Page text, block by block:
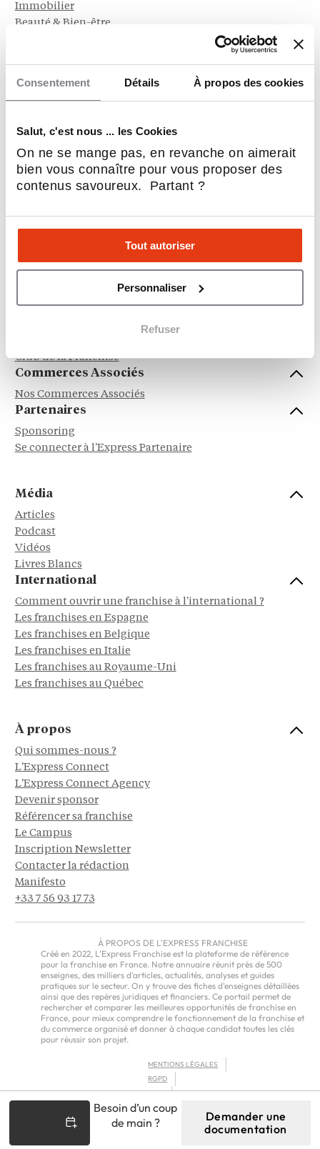
Consentement Détails À propos des cookies
Salut, c'est nous ... les Cookies
On ne se mange pas, en revanche on aimerait
bien vous connaître pour vous proposer des
contenus savoureux. Partant ?
Tout autoriser
Personnaliser
Refuser
Besoin d’un coup
de main ?
Demander une
documentation
Immobilier
Beauté & Bien-être
Habitat & Bâtiment
Sociétal, RSE & écologie
Automobile, Moto et Cycle
Service à la personne
Dépôt - Vente
Franchisés
Avis et témoignages franchisés
Se connecter à l'Express Franchise Pro
Club de la Franchise
Commerces Associés
Nos Commerces Associés
Partenaires
Sponsoring
Se connecter à l'Express Partenaire
Média
Articles
Podcast
Vidéos
Livres Blancs
International
Comment ouvrir une franchise à l'international ?
Les franchises en Espagne
Les franchises en Belgique
Les franchises en Italie
Les franchises au Royaume-Uni
Les franchises au Québec
À propos
Qui sommes-nous ?
L'Express Connect
L'Express Connect Agency
Devenir sponsor
Référencer sa franchise
Le Campus
Inscription Newsletter
Contacter la rédaction
Manifesto
+33 7 56 93 17 73
À PROPOS DE L'EXPRESS FRANCHISE
Créé en 2022, L'Express Franchise est la plateforme de référence
pour la franchise en France. Notre annuaire réunit près de 500
enseignes, des milliers d'articles, actualités, analyses et guides
pratiques sur le secteur. On y trouve des fiches d'enseignes détaillées
ainsi que des repères juridiques et financiers. Ce portail permet de
rechercher et comparer les meilleures opportunités de franchise en
France, pour mieux comprendre le fonctionnement de la franchise et
du commerce organisé et donner à chaque candidat toutes les clés
pour réussir son projet.
MENTIONS LÉGALES
RGPD
CGU
CGV – EUROPE